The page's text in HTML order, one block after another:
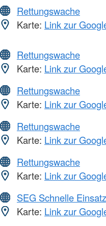
Rettungswache
Karte: Link zur
Rettungswache
Karte: Link zur
Rettungswache
Karte: Link zur
Rettungswache
Karte: Link zur
Rettungswache
Karte: Link zur
SEG Schnelle
Karte: Link zur